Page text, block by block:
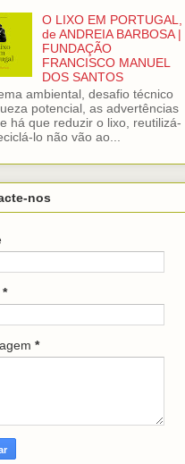
O LIXO EM PORTUGAL,
de ANDREIA BARBOSA |
FUNDAÇÃO
FRANCISCO MANUEL
DOS SANTOS
ambiental, desafio técnico
potencial, as advertências
há que reduzir o lixo, reutilizá-
lo não vão ao...
nos
*
*